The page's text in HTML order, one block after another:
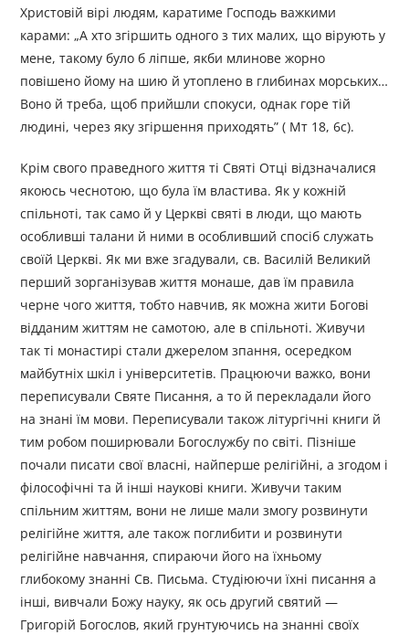
Христовій вірі людям, каратиме Господь важкими
карами: „А хто згіршить одного з тих малих, що вірують у
мене, такому було б ліпше, якби млинове жорно
повішено йому на шию й утоплено в глибинах морських…
Воно й треба, щоб прийшли спокуси, однак горе тій
людині, через яку згіршення приходять” ( Мт 18, 6c).
Крім свого праведного життя ті Святі Отці відзначалися
якоюсь чеснотою, що була їм властива. Як у кожній
спільноті, так само й у Церкві святі в люди, що мають
особливші талани й ними в особливший спосіб служать
своїй Церкві. Як ми вже згадували, св. Василій Великий
перший зорганізував життя монаше, дав їм правила
черне чого життя, тобто навчив, як можна жити Богові
відданим життям не самотою, але в спільноті. Живучи
так ті монастирі стали джерелом зпання, осередком
майбутніх шкіл і університетів. Працюючи важко, вони
переписували Святе Писання, а то й перекладали його
на знані їм мови. Переписували також літургічні книги й
тим робом поширювали Богослужбу по світі. Пізніше
почали писати свої власні, найперше релігійні, а згодом і
філософічні та й інші наукові книги. Живучи таким
спільним життям, вони не лише мали змогу розвинути
релігійне життя, але також поглибити и розвинути
релігійне навчання, спираючи його на їхньому
глибокому знанні Св. Письма. Студіюючи їхні писання а
інші, вивчали Божу науку, як ось другий святий —
Григорій Богослов, який грунтуючись на знанні своїх